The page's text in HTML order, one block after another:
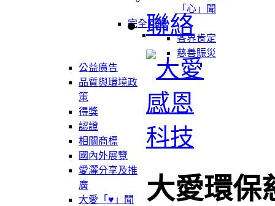
「心」聞
完全回饋
各界肯定
慈善賑災
公益廣告
品質與環境政
策
得獎
認證
相關商標
國內外展覽
愛灑分享及推
廣
大愛「♥」聞
聯絡
大愛環保